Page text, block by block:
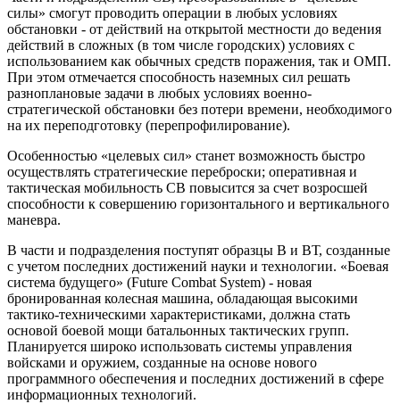
силы» смогут проводить операции в любых условиях
обстановки - от действий на открытой местности до ведения
действий в сложных (в том числе городских) условиях с
использованием как обычных средств поражения, так и ОМП.
При этом отмечается способность наземных сил решать
разноплановые задачи в любых условиях военно-
стратегической обстановки без потери времени, необходимого
на их переподготовку (перепрофилирование).
Особенностью «целевых сил» станет возможность быстро
осуществлять стратегические переброски; оперативная и
тактическая мобильность СВ повысится за счет возросшей
способности к совершению горизонтального и вертикального
маневра.
В части и подразделения поступят образцы В и ВТ, созданные
с учетом последних достижений науки и технологии. «Боевая
система будущего» (Future Combat System) - новая
бронированная колесная машина, обладающая высокими
тактико-техническими характеристиками, должна стать
основой боевой мощи батальонных тактических групп.
Планируется широко использовать системы управления
войсками и оружием, созданные на основе нового
программного обеспечения и последних достижений в сфере
информационных технологий.